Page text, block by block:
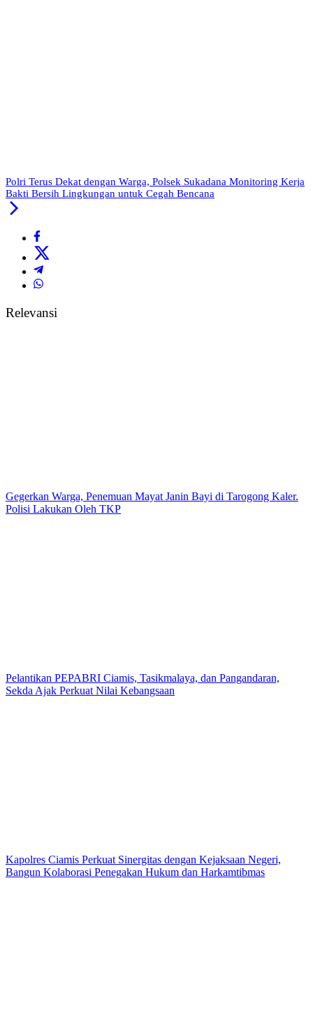
Polri Terus Dekat dengan Warga, Polsek Sukadana Monitoring Kerja
Bakti Bersih Lingkungan untuk Cegah Bencana
Relevansi
Gegerkan Warga, Penemuan Mayat Janin Bayi di Tarogong Kaler.
Polisi Lakukan Oleh TKP
Pelantikan PEPABRI Ciamis, Tasikmalaya, dan Pangandaran,
Sekda Ajak Perkuat Nilai Kebangsaan
Kapolres Ciamis Perkuat Sinergitas dengan Kejaksaan Negeri,
Bangun Kolaborasi Penegakan Hukum dan Harkamtibmas